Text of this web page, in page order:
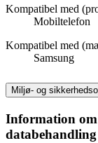
Kompatibel med
Mobiltelefon
Kompatibel med
Samsung
Miljø- og
Information
databehandling